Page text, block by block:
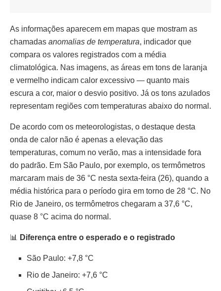
As informações aparecem em mapas que mostram as
chamadas anomalias de temperatura, indicador que
compara os valores registrados com a média
climatológica. Nas imagens, as áreas em tons de laranja
e vermelho indicam calor excessivo — quanto mais
escura a cor, maior o desvio positivo. Já os tons azulados
representam regiões com temperaturas abaixo do normal.
De acordo com os meteorologistas, o destaque desta
onda de calor não é apenas a elevação das
temperaturas, comum no verão, mas a intensidade fora
do padrão. Em São Paulo, por exemplo, os termômetros
marcaram mais de 36 °C nesta sexta-feira (26), quando a
média histórica para o período gira em torno de 28 °C. No
Rio de Janeiro, os termômetros chegaram a 37,6 °C,
quase 8 °C acima do normal.
📊 Diferença entre o esperado e o registrado
São Paulo: +7,8 °C
Rio de Janeiro: +7,6 °C